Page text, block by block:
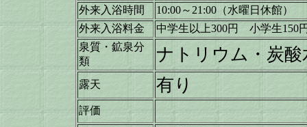
外来入浴時間
10:00～21:00（水曜日休館）
外来入浴料金
中学生以上300円 小学生150
泉質・鉱泉分
類
ナトリウム・炭
露天 有り
評価